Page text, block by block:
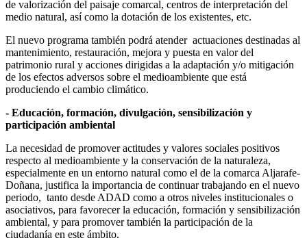
de valorización del paisaje comarcal, centros de interpretación del
medio natural, así como la dotación de los existentes, etc.
El nuevo programa también podrá atender actuaciones destinadas al
mantenimiento, restauración, mejora y puesta en valor del
patrimonio rural y acciones dirigidas a la adaptación y/o mitigación
de los efectos adversos sobre el medioambiente que está
produciendo el cambio climático.
- Educación, formación, divulgación, sensibilización y
participación ambiental
La necesidad de promover actitudes y valores sociales positivos
respecto al medioambiente y la conservación de la naturaleza,
especialmente en un entorno natural como el de la comarca Aljarafe-
Doñana, justifica la importancia de continuar trabajando en el nuevo
periodo, tanto desde ADAD como a otros niveles institucionales o
asociativos, para favorecer la educación, formación y sensibilización
ambiental, y para promover también la participación de la
ciudadanía en este ámbito.